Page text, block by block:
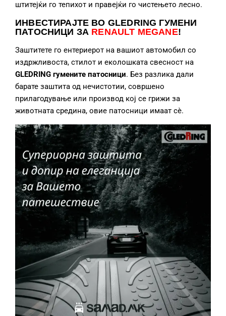
штитејќи го тепихот и правејќи го чистењето лесно.
ИНВЕСТИРАЈТЕ ВО GLEDRING ГУМЕНИ
ПАТОСНИЦИ ЗА RENAULT MEGANE!
Заштитете го ентериерот на вашиот автомобил со
издржливоста, стилот и еколошката свесност на
GLEDRING гумените патосници. Без разлика дали
барате заштита од нечистотии, совршено
прилагодување или производ кој се грижи за
животната средина, овие патосници имаат сè.